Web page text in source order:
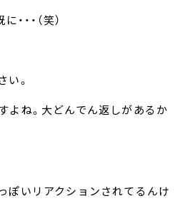
・・・（笑）
い。
よね。大どんでん返しがあるか
ぽいリアクションされてるんけ